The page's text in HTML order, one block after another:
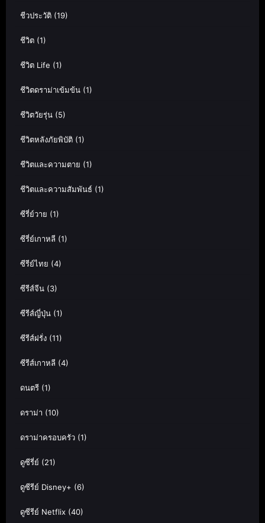
ชีวประวัติ (19)
ชีวิต (1)
ชีวิต Life (1)
ชีวิตดราม่าเข้มข้น (1)
ชีวิตวัยรุ่น (5)
ชีวิตหลังภัยพิบัติ (1)
ชีวิตและความตาย (1)
ชีวิตและความสัมพันธ์ (1)
ซีรี่ย์วาย (1)
ซีรี่ย์เกาหลี (1)
ซีรีย์ไทย (4)
ซีรีส์จีน (3)
ซีรีส์ญี่ปุ่น (1)
ซีรีส์ฝรั่ง (11)
ซีรีส์เกาหลี (4)
ดนตรี (1)
ดราม่า (10)
ดราม่าครอบครัว (1)
ดูซีรี่ย์ (21)
ดูซีรีย์ Disney+ (6)
ดูซีรีย์ Netflix (40)